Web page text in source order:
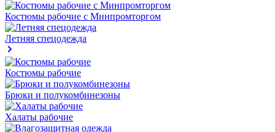
Костюмы рабочие с Минпромторгом
Летняя спецодежда
Костюмы рабочие
Брюки и полукомбинезоны
Халаты рабочие